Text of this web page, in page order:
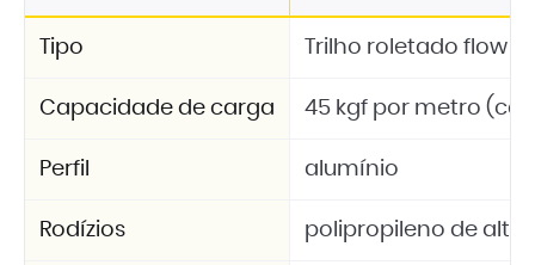
Tipo Trilho roletado flow
Capacidade de carga 45 kgf por metro
Perfil alumínio
Rodízios polipropileno de alta